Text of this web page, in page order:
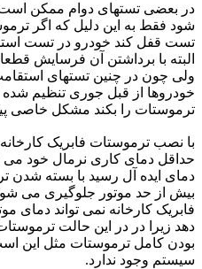
در بعضی تستهای دوام ممکن
شود فقط به این دلیل که اگر
تست قفل کند خودرو در تست
البته با برداشتن آن فرسایش
ولی چون در چنین تستهای
خودروها از قبل جوری تنظیم شده
ترموستات را بکند مشکل خاصی
با نصب ترموستات فابریک
حداقل دمای کاری نرمال خود می
دمای ایده آل رسید با بسته
بیش از حد موتور جلوگیری می
فابریک کارخانه نمی تواند دمای
دهد زیرا در در این حالت
بودن کامل ترموستات مثل این
سیستم وجود ندارد.